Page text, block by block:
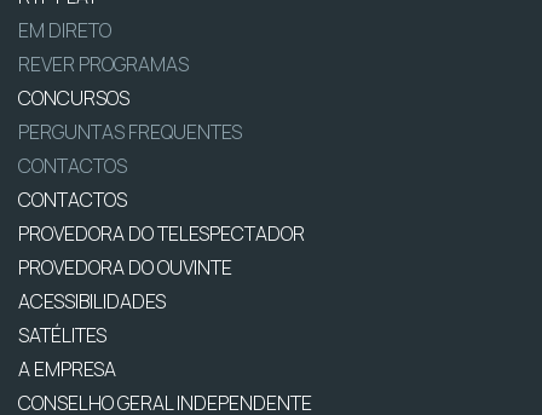
EM DIRETO
REVER PROGRAMAS
CONCURSOS
PERGUNTAS FREQUENTES
CONTACTOS
CONTACTOS
PROVEDORA DO TELESPECTADOR
PROVEDORA DO OUVINTE
ACESSIBILIDADES
SATÉLITES
A EMPRESA
CONSELHO GERAL INDEPENDENTE